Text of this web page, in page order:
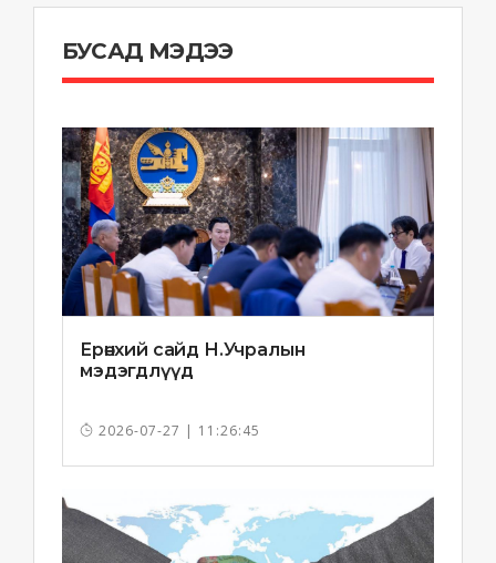
БУСАД МЭДЭЭ
Ерөнхий сайд Н.Учралын
мэдэгдлүүд
2026-07-27 | 11:26:45